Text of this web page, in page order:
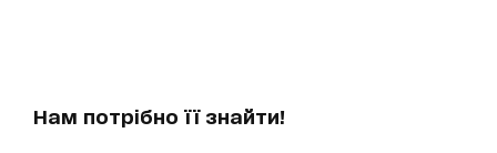
Нам потрібно її знайти!